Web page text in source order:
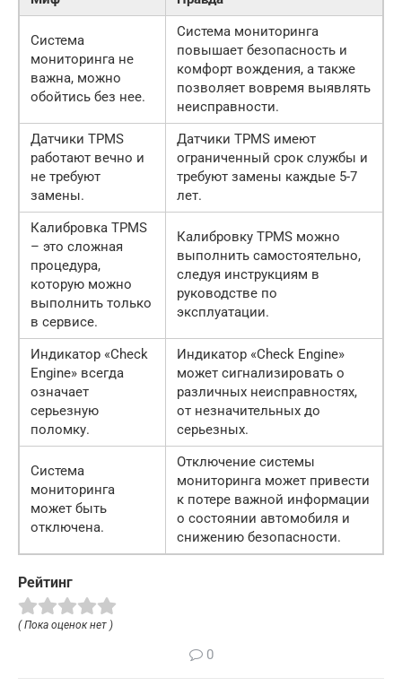
Система
мониторинга не
важна, можно
обойтись без нее.
Система мониторинга
повышает безопасность и
комфорт вождения, а также
позволяет вовремя выявлять
неисправности.
Датчики TPMS
работают вечно и
не требуют
замены.
Датчики TPMS имеют
ограниченный срок службы и
требуют замены каждые 5-7
лет.
Калибровка TPMS
– это сложная
процедура,
которую можно
выполнить только
в сервисе.
Калибровку TPMS можно
выполнить самостоятельно,
следуя инструкциям в
руководстве по
эксплуатации.
Индикатор «Check
Engine» всегда
означает
серьезную
поломку.
Индикатор «Check Engine»
может сигнализировать о
различных неисправностях,
от незначительных до
серьезных.
Система
мониторинга
может быть
отключена.
Отключение системы
мониторинга может привести
к потере важной информации
о состоянии автомобиля и
снижению безопасности.
Рейтинг
( Пока оценок нет )
0